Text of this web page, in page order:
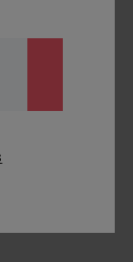
Acquisto verificato